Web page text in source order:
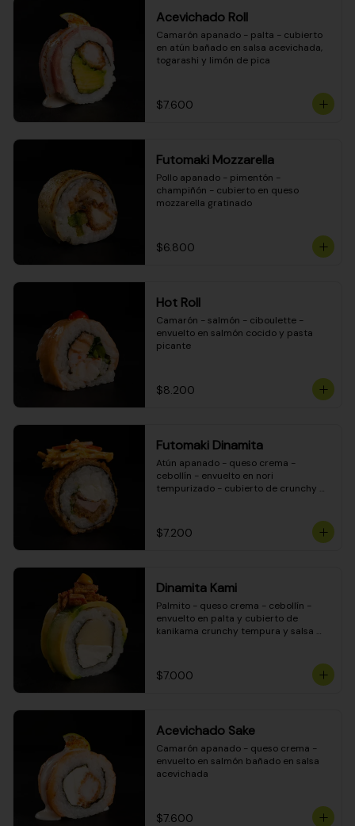
Acevichado Roll
Camarón apanado - palta - cubierto
en atún bañado en salsa acevichada,
togarashi y limón de pica
$7.600
Futomaki Mozzarella
Pollo apanado - pimentón -
champiñón - cubierto en queso
mozzarella gratinado
$6.800
Hot Roll
Camarón - salmón - ciboulette -
envuelto en salmón cocido y pasta
picante
$8.200
Futomaki Dinamita
Atún apanado - queso crema -
cebollín - envuelto en nori
tempurizado - cubierto de crunchy
$7.200
Dinamita Kami
Palmito - queso crema - cebollín -
envuelto en palta y cubierto de
kanikama crunchy tempura y salsa
$7.000
Acevichado Sake
Camarón apanado - queso crema -
envuelto en salmón bañado en salsa
acevichada
$7.600